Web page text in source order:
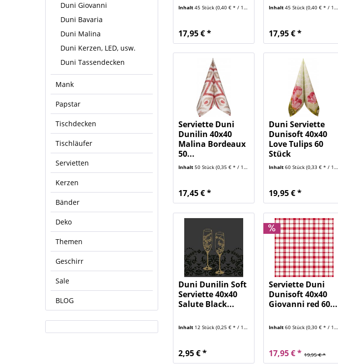
Duni Giovanni
Duni Bavaria
Duni Malina
Duni Kerzen, LED, usw.
Duni Tassendecken
Mank
Papstar
Tischdecken
Tischläufer
Servietten
Kerzen
Bänder
Deko
Themen
Geschirr
Sale
BLOG
Inhalt45 Stück(0,40 € * / 1 Stück)
17,95 € *
Inhalt 45 Stück (0,40 € * / 1 Stück)
17,95 € *
Serviette Duni
Dunilin 40x40
Malina Bordeaux
50...
Inhalt50 Stück(0,35 € * / 1 Stück)
17,45 € *
Duni Serviette
Dunisoft 40x40
Love Tulips 60
Stück
Inhalt 60 Stück (0,33 € * / 1 Stück)
19,95 € *
Duni Dunilin Soft
Serviette 40x40
Salute Black...
Inhalt 12 Stück(0,25 € * / 1 Stück)
2,95 € *
Serviette Duni
Dunisoft 40x40
Giovanni red 60...
Inhalt 60 Stück (0,30 € * / 1 Stück)
19,95 € *
17,95 € *